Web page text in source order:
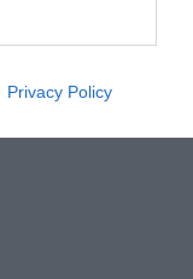
Privacy Policy